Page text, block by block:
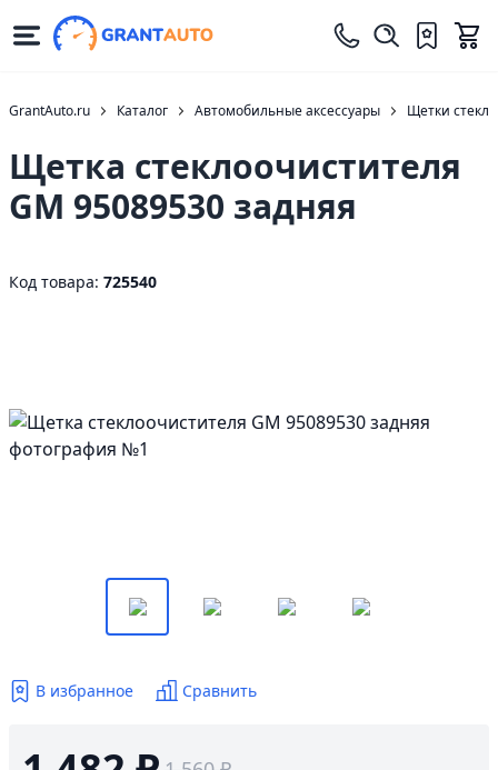
GrantAuto.ru Каталог Автомобильные аксессуары Щетки
Щетка стеклоочистителя
GM 95089530 задняя
Код товара: 725540
В избранное Сравнить